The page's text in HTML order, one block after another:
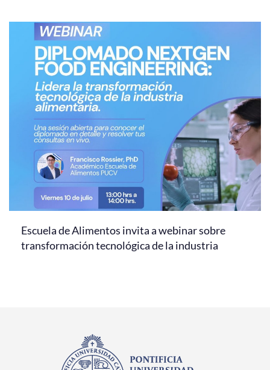
Escuela de Alimentos invita a webinar sobre
transformación tecnológica de la industria